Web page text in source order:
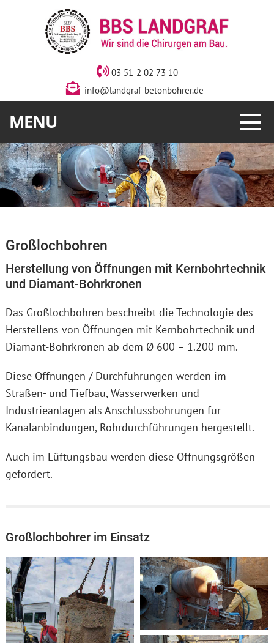
03 51-2 02 73 10
info@landgraf-betonbohrer.de
MENU
Großlochbohren
Herstellung von Öffnungen mit Kernbohrtechnik
und Diamant-Bohrkronen
Das Großlochbohren beschreibt die Technologie des
Herstellens von Öffnungen mit Kernbohrtechnik und
Diamant-Bohrkronen ab dem Ø 600 – 1.200 mm.
Diese Öffnungen / Durchführungen werden im
Straßen- und Tiefbau, Wasserwerken und
Industrieanlagen als Anschlussbohrungen für
Kanalanbindungen, Rohrdurchführungen hergestellt.
Auch im Lüftungsbau werden diese Öffnungsgrößen
gefordert.
Großlochbohrer im Einsatz